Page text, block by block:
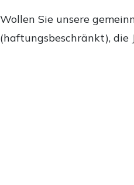
Wollen Sie unsere
(haftungsbeschränkt),